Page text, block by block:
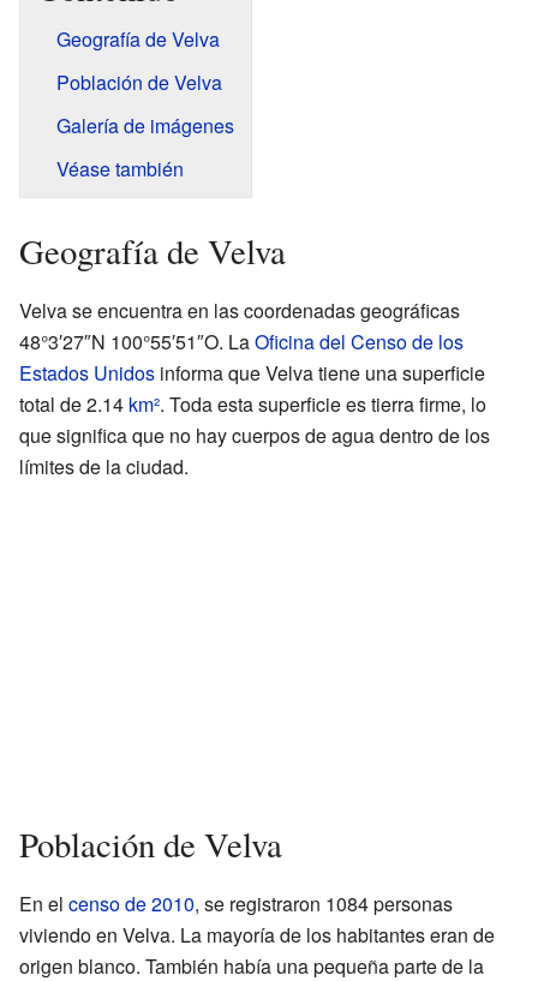
Geografía de Velva
Población de Velva
Galería de imágenes
Véase también
Geografía de Velva
Velva se encuentra en las coordenadas geográficas
48°3′27″N 100°55′51″O. LaOficina del Censo de los
Estados Unidos informa que Velva tiene una superficie
total de 2.14 km². Toda esta superficie es tierra firme, lo
que significa que no hay cuerpos de agua dentro de los
límites de la ciudad.
Población de Velva
En el censo de 2010, se registraron 1084 personas
viviendo en Velva. La mayoría de los habitantes eran de
origen blanco. También había una pequeña parte de la